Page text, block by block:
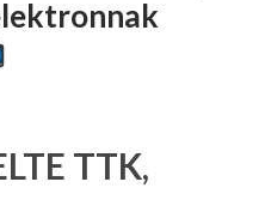
Ó
IL
LA
Kar Fizikai
TTK,